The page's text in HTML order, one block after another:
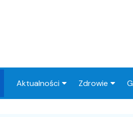
Aktualności Zdrowie